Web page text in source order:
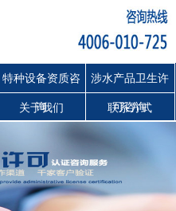
特种设备资质咨
询
涉水产品卫生许
可咨询
关于我们 联系方式